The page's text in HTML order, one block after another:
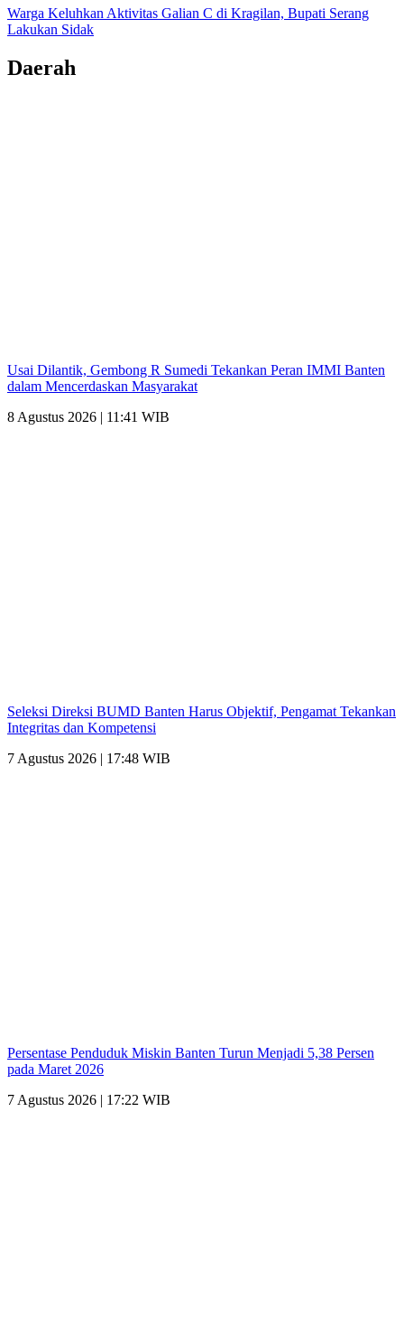
Warga Keluhkan Aktivitas Galian C di Kragilan, Bupati Serang
Lakukan Sidak
Daerah
Usai Dilantik, Gembong R Sumedi Tekankan Peran IMMI Banten
dalam Mencerdaskan Masyarakat
8 Agustus 2026 | 11:41 WIB
Seleksi Direksi BUMD Banten Harus Objektif, Pengamat Tekankan
Integritas dan Kompetensi
7 Agustus 2026 | 17:48 WIB
Persentase Penduduk Miskin Banten Turun Menjadi 5,38 Persen
pada Maret 2026
7 Agustus 2026 | 17:22 WIB